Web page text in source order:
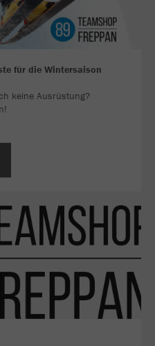
für die Wintersaison
keine Ausrüstung?